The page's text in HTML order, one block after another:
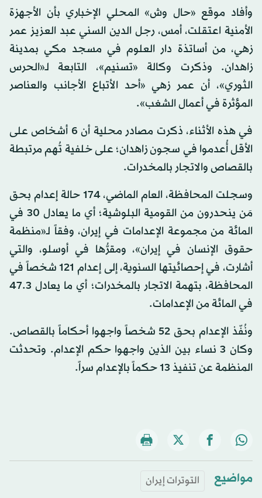
وأفاد موقع «حال وش» المحلي الإخباري بأن الأجهزة
الأمنية اعتقلت، أمس، رجل الدين السني عبد العزيز عمر
زهي، من أساتذة دار العلوم في مسجد مكي بمدينة
زاهدان. وذكرت وكالة «تسنيم»، التابعة لـ«الحرس
الثوري»، أن عمر زهي «أحد الأتباع الأجانب والعناصر
المؤثرة في أعمال الشغب».
في هذه الأثناء، ذكرت مصادر محلية أن 6 أشخاص على
الأقل أُعدموا في سجون زاهدان؛ على خلفية تُهم مرتبطة
بالقصاص والاتجار بالمخدرات.
وسجلت المحافظة، العام الماضي، 174 حالة إعدام بحق
مَن ينحدرون من القومية البلوشية؛ أي ما يعادل 30 في
المائة من مجموعة الإعدامات في إيران، وفقاً لـ«منظمة
حقوق الإنسان في إيران»، ومقرُّها في أوسلو، والتي
أشارت، في إحصائيتها السنوية، إلى إعدام 121 شخصاً في
المحافظة، بتهمة الاتجار بالمخدرات؛ أي ما يعادل 47.3
في المائة من الإعدامات.
ونُفّذ الإعدام بحق 52 شخصاً واجهوا أحكاماً بالقصاص.
وكان 3 نساء بين الذين واجهوا حكم الإعدام. وتحدثت
المنظمة عن تنفيذ 13 حكماً بالإعدام سراً.
مواضيع التوترات إيران